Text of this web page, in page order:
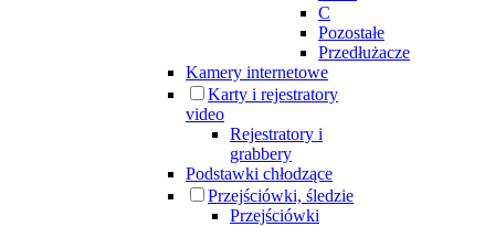
C
Pozostałe
Przedłużacze
Kamery internetowe
Karty i rejestratory
video
Rejestratory i
grabbery
Podstawki chłodzące
Przejściówki, śledzie
Przejściówki